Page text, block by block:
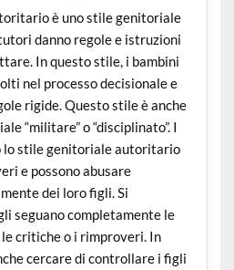
è uno stile genitoriale
danno regole e istruzioni
In questo stile, i bambini
nel processo decisionale e
rigide. Questo stile è anche
“militare” o “disciplinato”. I
lo stile genitoriale autoritario
e possono abusare
dei loro figli. Si
seguano completamente le
critiche o i rimproveri. In
cercare di controllare i figli